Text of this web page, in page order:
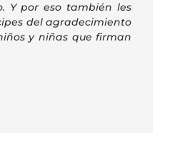
Y por eso también les
del agradecimiento
y niñasque firman